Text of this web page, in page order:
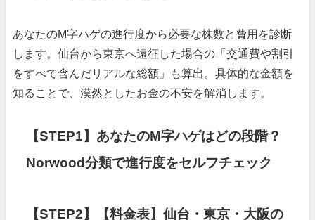
あなたのM字ハゲの進行度から必要な株数と費用を診断
します。仙台から東京へ遠征した場合の「交通費や割引
をすべて含んだリアルな総額」も算出。具体的な金額を
知ることで、漠然としたお金の不安を解消します。
【STEP1】あなたのM字ハゲはどの段階？
Norwood分類で進行度をセルフチェック
【STEP2】【料金表】仙台・東京・大阪の